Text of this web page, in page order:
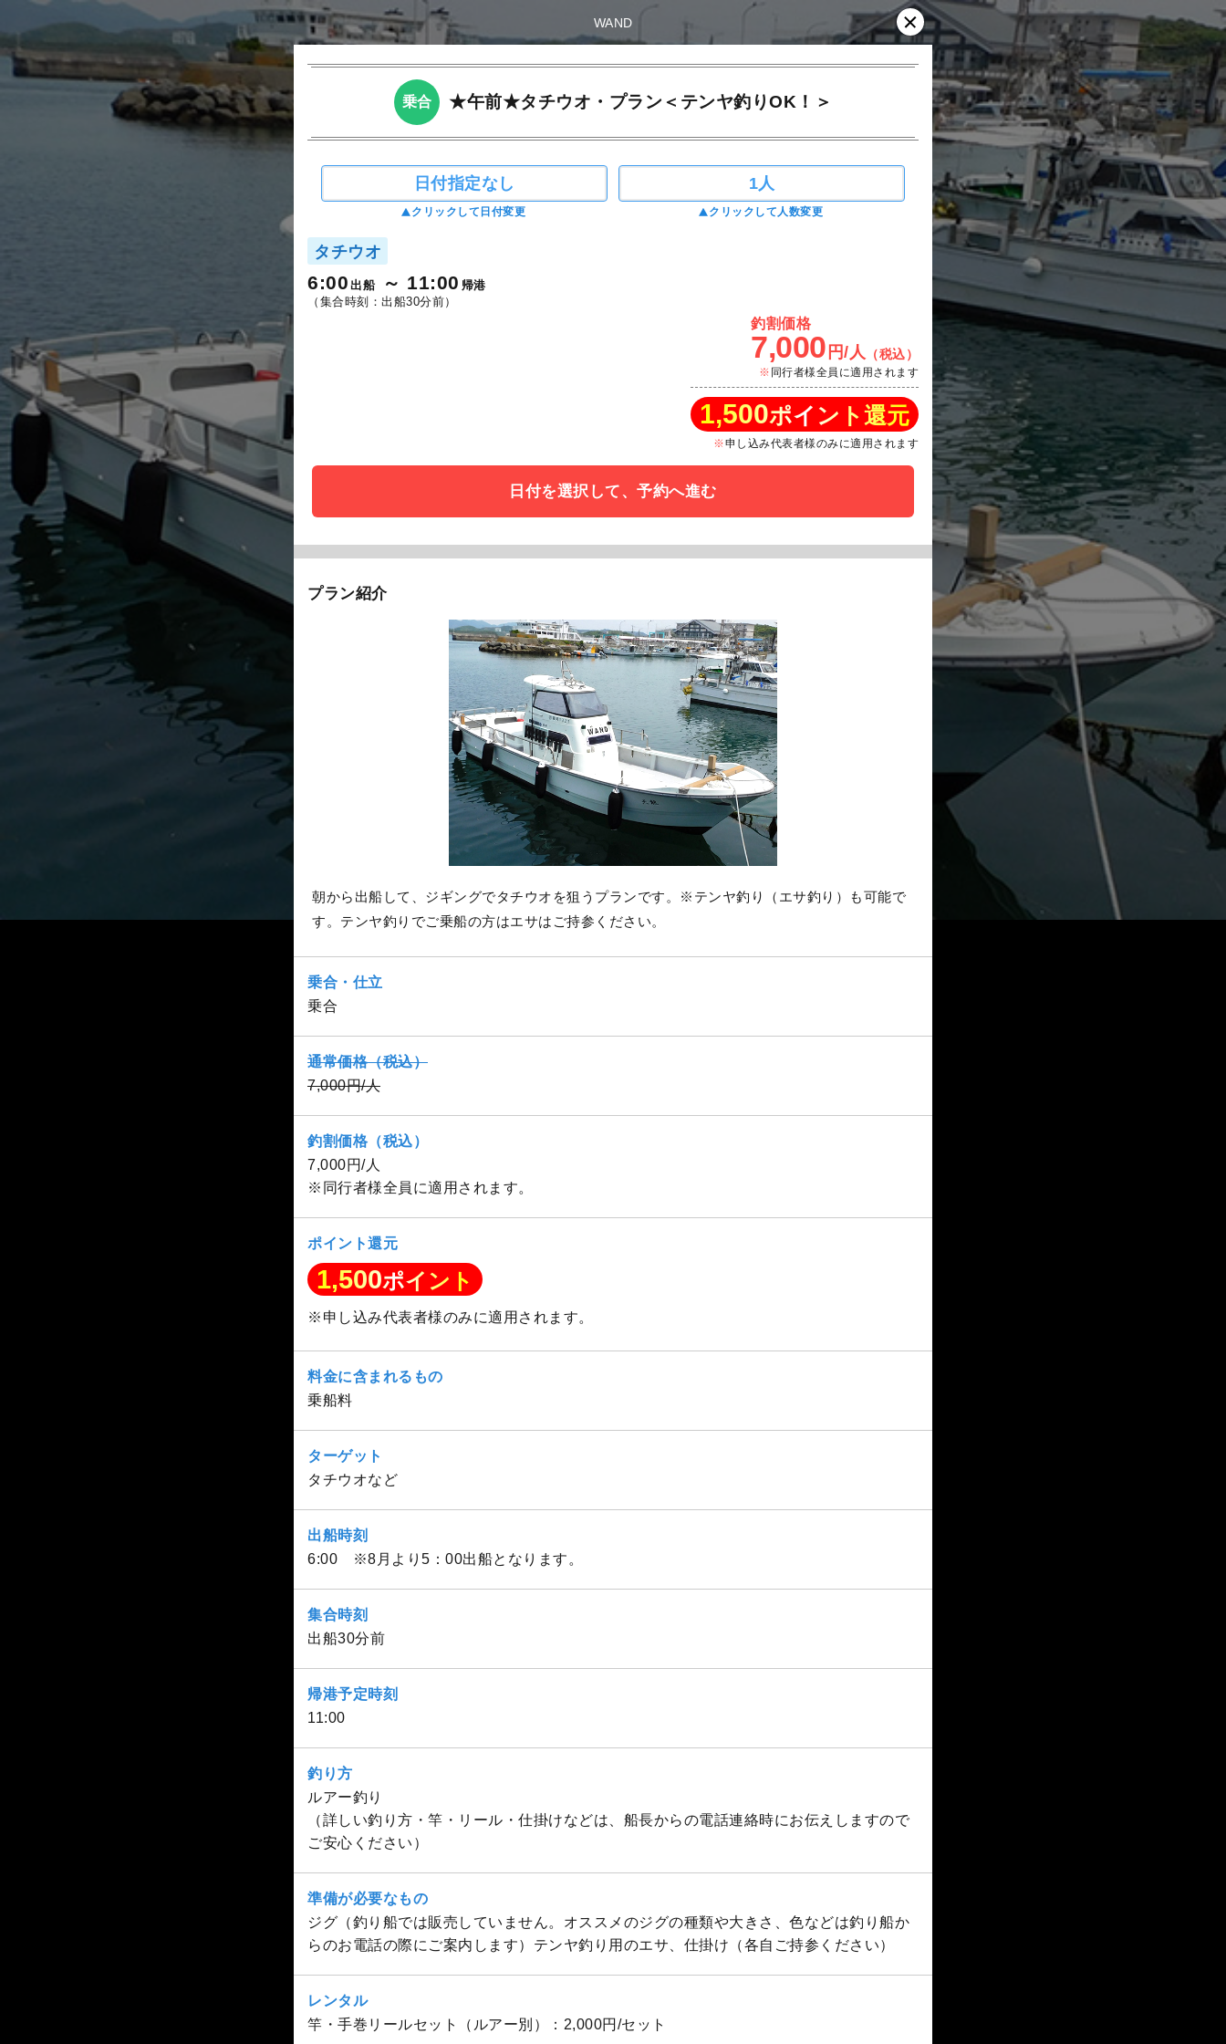
WAND
乗合 ★午前★タチウオ・プラン＜テンヤ釣りOK！＞
日付指定なし
クリックして日付変更
1人
クリックして人数変更
タチウオ
6:00 出船 11:00 帰港
（集合時刻：出船30分前）
釣割価格
7,000 円/人 （税込）
同行者様全員に適用されます
1,500ポイント還元
申し込み代表者様のみに適用されます
日付を選択して、予約へ進む
プラン紹介
朝から出船して、ジギングでタチウオを狙うプランです。※テンヤ釣り（エサ釣り）も可能で
す。テンヤ釣りでご乗船の方はエサはご持参ください。
乗合・仕立
乗合
通常価格（税込）
7,000円/人
釣割価格（税込）
7,000円/人
※同行者様全員に適用されます。
ポイント還元
1,500ポイント
※申し込み代表者様のみに適用されます。
料金に含まれるもの
乗船料
ターゲット
タチウオなど
出船時刻
6:00 ※8月より5：00出船となります。
集合時刻
出船30分前
帰港予定時刻
11:00
釣り方
ルアー釣り
（詳しい釣り方・竿・リール・仕掛けなどは、船長からの電話連絡時にお伝えしますので
ご安心ください）
準備が必要なもの
ジグ（釣り船では販売していません。オススメのジグの種類や大きさ、色などは釣り船か
らのお電話の際にご案内します）テンヤ釣り用のエサ、仕掛け（各自ご持参ください）
レンタル
竿・手巻リールセット（ルアー別）：2,000円/セット